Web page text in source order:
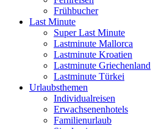
Frühbucher
Last Minute
Super Last Minute
Lastminute Mallorca
Lastminute Kroatien
Lastminute Griechenland
Lastminute Türkei
Urlaubsthemen
Individualreisen
Erwachsenenhotels
Familienurlaub